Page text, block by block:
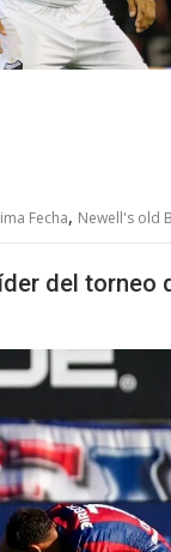
Fecha, Newell's old
del